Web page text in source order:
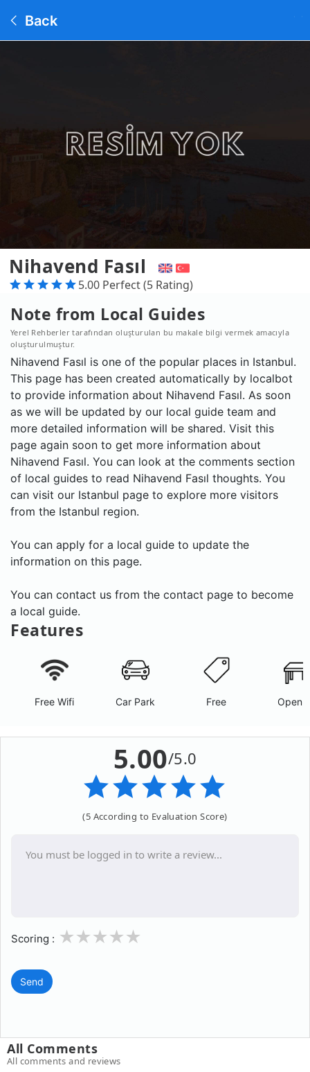
Back
Nihavend Fasıl
5.00 Perfect (5 Rating)
Note from Local Guides
Yerel Rehberler tarafından oluşturulan bu makale bilgi vermek amacıyla
oluşturulmuştur.
Nihavend Fasıl is one of the popular places in Istanbul.
This page has been created automatically by localbot
to provide information about Nihavend Fasıl. As soon
as we will be updated by our local guide team and
more detailed information will be shared. Visit this
page again soon to get more information about
Nihavend Fasıl. You can look at the comments section
of local guides to read Nihavend Fasıl thoughts. You
can visit our Istanbul page to explore more visitors
from the Istanbul region.
You can apply for a local guide to update the
information on this page.
You can contact us from the contact page to become
a local guide.
Features
Free Wifi Car Park Free Open
5.00/5.0
(5 According to Evaluation Score)
Scoring : 3
2
1
Send
All Comments
All comments and reviews